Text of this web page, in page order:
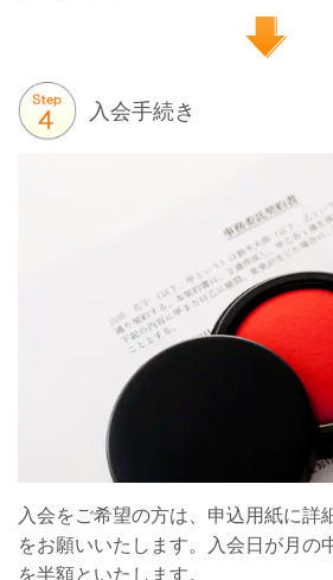
入会手続き
入会をご希望の方は、申込用紙に詳
をお願いいたします。入会日が月の
を半額といたします。